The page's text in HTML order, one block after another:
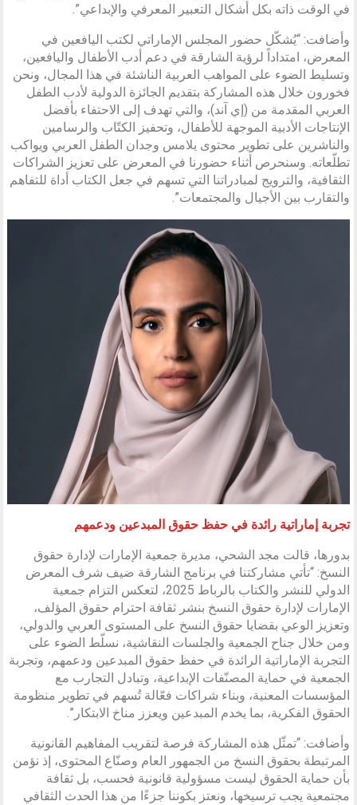
في الوقت ذاته بكل أشكال التعبير المعرفي والإبداعي”.
وأضافت: “يُشكّل حضور المجلس الإماراتي لكتب اليافعين في
المعرض، امتداداً لرؤية الشارقة في دعم أدب الأطفال واليافعين،
وتسليط الضوء على المواهب العربية الناشئة في هذا المجال، ونحن
فخورون خلال هذه المشاركة بتقديم الجائزة الدولية لأدب الطفل
العربي المقدمة من (إي آند)، والتي تهدف إلى الاحتفاء بأفضل
الإنتاجات الأدبية الموجهة للأطفال، وتحفيز الكتّاب والرسامين
والناشرين على تطوير محتوى يلامس وجدان الطفل العربي ويواكب
تطلّعاته. وسنحرص أثناء حضورنا في المعرض على تعزيز الشراكات
الثقافية، والترويج لمبادراتنا التي تسهم في جعل الكتاب أداة للتفاهم
والتقارب بين الأجيال والمجتمعات”.
تجربة إماراتية رائدة في حفظ حقوق المبدعين ودعمهم
بدورها، قالت مجد الشحي، مديرة جمعية الإمارات لإدارة حقوق
النسخ: “تأتي مشاركتنا في برنامج الشارقة ضيف شرف المعرض
الدولي للنشر والكتاب بالرباط 2025، لتعكس التزام جمعية
الإمارات لإدارة حقوق النسخ بنشر ثقافة احترام حقوق المؤلف،
وتعزيز الوعي بقضايا حقوق النسخ على المستوى العربي والدولي،
ومن خلال جناح الجمعية والجلسات النقاشية، نسلّط الضوء على
التجربة الإماراتية الرائدة في حفظ حقوق المبدعين ودعمهم، وتجربة
الجمعية في حماية المصنّفات الإبداعية، وتبادل التجارب مع
المؤسسات المعنية، وبناء شراكات فعّالة تُسهم في تطوير منظومة
الحقوق الفكرية، بما يخدم المبدعين ويعزز مناخ الابتكار”.
وأضافت: “تمثّل هذه المشاركة فرصة لتقريب المفاهيم القانونية
المرتبطة بحقوق النسخ من الجمهور العام وصنّاع المحتوى، إذ نؤمن
بأن حماية الحقوق ليست مسؤولية قانونية فحسب، بل ثقافة
مجتمعية يجب ترسيخها، ونعتز بكوننا جزءًا من هذا الحدث الثقافي